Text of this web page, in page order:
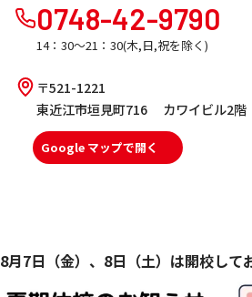
0748-42-9790
14：30～21：30(木,日,祝を除く)
〒521-1221
東近江市垣見町716 カワイビル2階
Google マップで開く
8月7日（金）、8日（土）は開校して